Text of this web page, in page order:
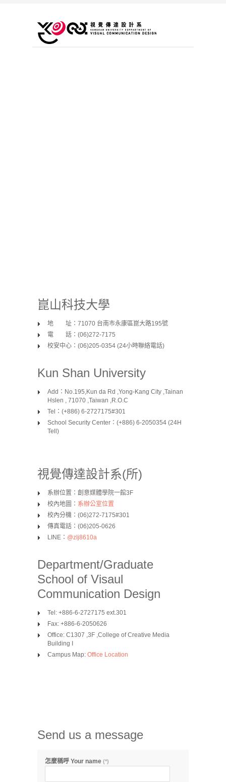
崑山科技大學
地 址：71070 台南市永康區崑大路195號
電 話：(06)272-7175
校安中心：(06)205-0354 (24小時聯絡電話)
Kun Shan University
Add：No.195,Kun da Rd ,Yong-Kang City ,Tainan
Hslen , 71070 ,Taiwan ,R.O.C
Tel：(+886) 6-2727175#301
School Security Center：(+886) 6-2050354 (24H
Tell)
視覺傳達設計系(所)
系辦位置：創意媒體學院一館3F
校內地圖： 系辦公室位置
校內分機：(06)272-7175#301
傳真電話：(06)205-0626
LINE： @zlj8610a
Department/Graduate
School of Visaul
Communication Design
Tel: +886-6-2727175 ext.301
Fax: +886-6-2050626
Office: C1307 ,3F ,College of Creative Media
Building I
Campus Map: Office Location
Send us a message
怎麼稱呼 Your name (*)